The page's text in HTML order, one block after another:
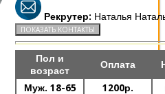
Рекрутер: Наталья
Пол и
возраст
Оплата
Муж. 18-65 1200р.